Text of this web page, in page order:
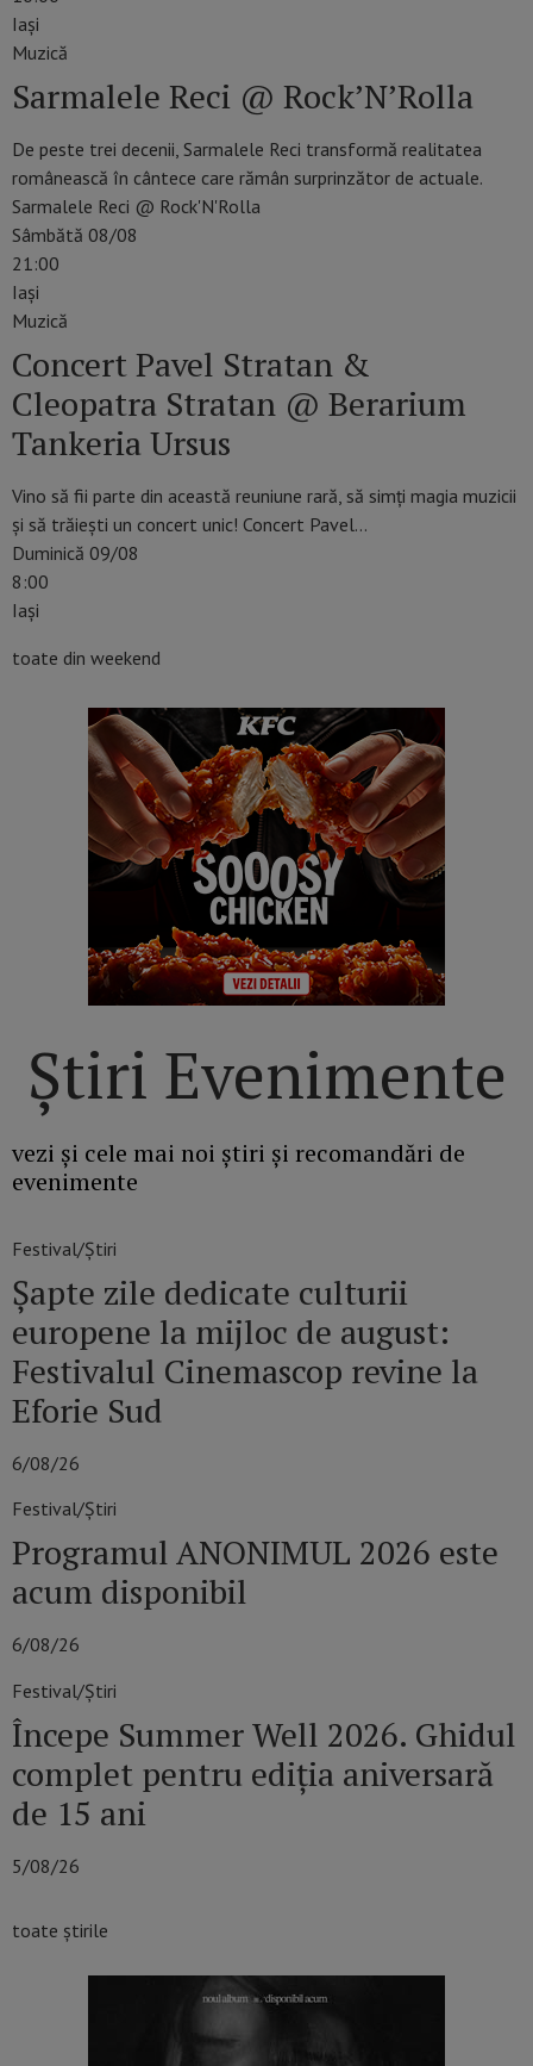
Iaşi
Muzică
Sarmalele Reci @ Rock’N’Rolla
De peste trei decenii, Sarmalele Reci transformă realitatea
românească în cântece care rămân surprinzător de actuale.
Sarmalele Reci @ Rock'N'Rolla
Sâmbătă 08/08
21:00
Iaşi
Muzică
Concert Pavel Stratan &
Cleopatra Stratan @ Berarium
Tankeria Ursus
Vino să fii parte din această reuniune rară, să simți magia muzicii
și să trăiești un concert unic! Concert Pavel…
Duminică 09/08
8:00
Iaşi
toate din weekend
Știri Evenimente
vezi și cele mai noi știri și recomandări de
evenimente
Festival/Știri
Șapte zile dedicate culturii
europene la mijloc de august:
Festivalul Cinemascop revine la
Eforie Sud
6/08/26
Festival/Știri
Programul ANONIMUL 2026 este
acum disponibil
6/08/26
Festival/Știri
Începe Summer Well 2026. Ghidul
complet pentru ediția aniversară
de 15 ani
5/08/26
toate știrile